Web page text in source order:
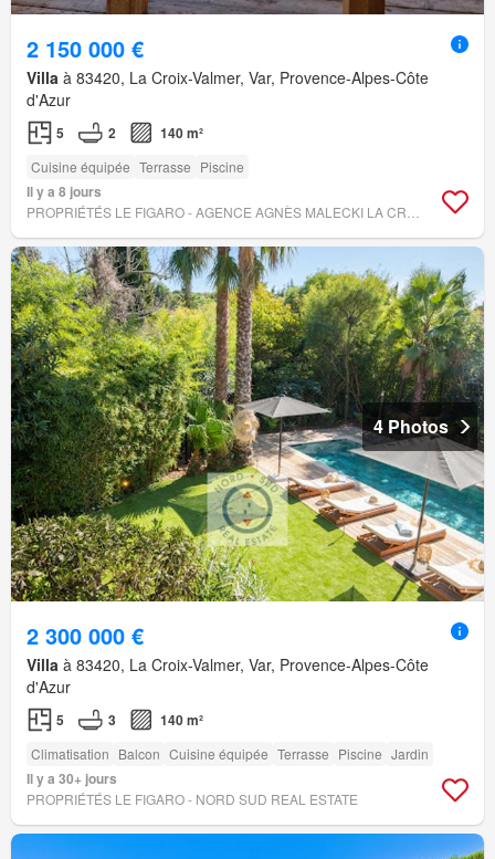
2 150 000 €
Villa à 83420, La Croix-Valmer, Var, Provence-Alpes-Côte
d'Azur
5 2 140 m²
Cuisine équipée Terrasse Piscine
Il y a 8 jours
4 Photos
2 300 000 €
Villa à 83420, La Croix-Valmer, Var, Provence-Alpes-Côte
d'Azur
5 3 140 m²
Climatisation Balcon Cuisine équipée Terrasse Piscine Jardin
Il y a 30+ jours
PROPRIÉTÉS LE FIGARO - NORD SUD REAL ESTATE